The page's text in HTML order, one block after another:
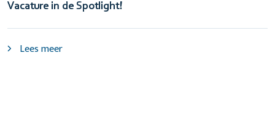
Vacature in de Spotlight!
Lees meer